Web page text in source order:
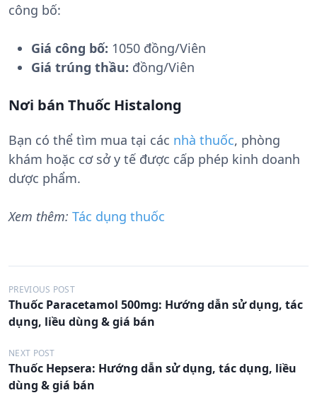
công bố:
Giá công bố: 1050 đồng/Viên
Giá trúng thầu: đồng/Viên
Nơi bán Thuốc Histalong
Bạn có thể tìm mua tại các nhà thuốc, phòng
khám hoặc cơ sở y tế được cấp phép kinh doanh
dược phẩm.
Xem thêm: Tác dụng thuốc
Đ
i
u
h
PREVIOUS POST
Thuốc Paracetamol 500mg: Hướng dẫn sử dụng, tác
dụng, liều dùng & giá bán
NEXT POST
Thuốc Hepsera: Hướng dẫn sử dụng, tác dụng, liều
dùng & giá bán